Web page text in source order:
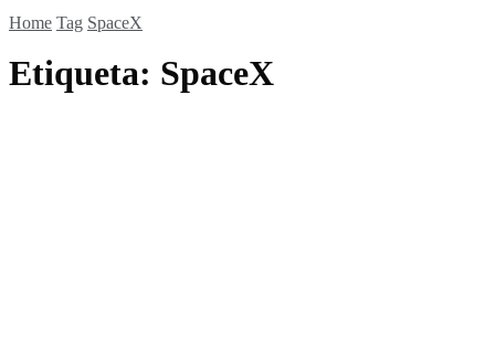
Home Tag SpaceX
Etiqueta: SpaceX